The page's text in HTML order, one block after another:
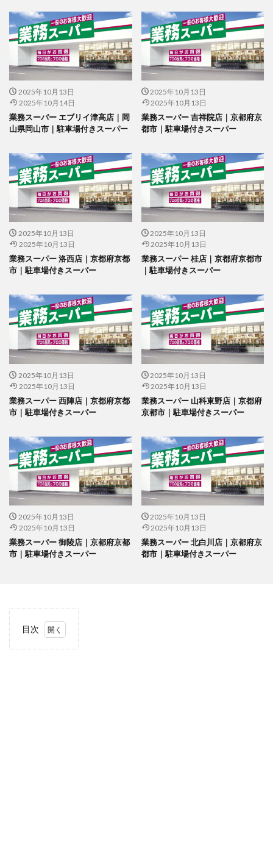
2025年10月13日
2025年10月14日
業務スーパー エブリイ津高店｜岡
山県岡山市｜駐車場付きスーパー
2025年10月13日
2025年10月13日
業務スーパー 吉祥院店｜京都府京
都市｜駐車場付きスーパー
2025年10月13日
2025年10月13日
業務スーパー 洛西店｜京都府京都
市｜駐車場付きスーパー
2025年10月13日
2025年10月13日
業務スーパー 桂店｜京都府京都市
｜駐車場付きスーパー
2025年10月13日
2025年10月13日
業務スーパー 西陣店｜京都府京都
市｜駐車場付きスーパー
2025年10月13日
2025年10月13日
業務スーパー 山科東野店｜京都府
京都市｜駐車場付きスーパー
2025年10月13日
2025年10月13日
業務スーパー 御陵店｜京都府京都
市｜駐車場付きスーパー
2025年10月13日
2025年10月13日
業務スーパー 北白川店｜京都府京
都市｜駐車場付きスーパー
目次